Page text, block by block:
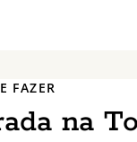
FAZER
na